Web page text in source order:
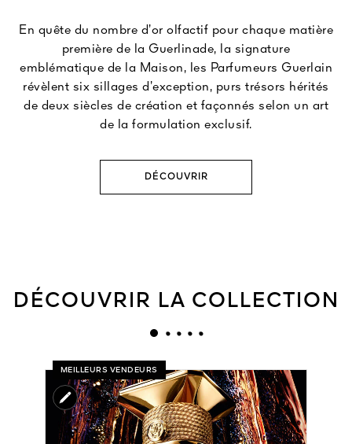
En quête du nombre d’or olfactif pour chaque matière
première de la Guerlinade, la signature
emblématique de la Maison, les Parfumeurs Guerlain
révèlent six sillages d’exception, purs trésors hérités
de deux siècles de création et façonnés selon un art
de la formulation exclusif.
DÉCOUVRIR
DÉCOUVRIR LA COLLECTION
MEILLEURS VENDEURS